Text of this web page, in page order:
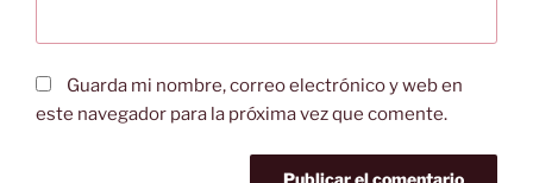
Guarda mi nombre, correo electrónico y web en
este navegador para la próxima vez que comente.